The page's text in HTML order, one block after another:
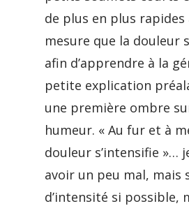
de plus en plus
mesure que la douleur
afin d’apprendre à la
petite explication
une première ombre
humeur. « Au fur et à
douleur s’intensifie »…
avoir un peu mal, mais
d’intensité si possible,